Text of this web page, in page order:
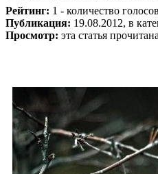
Рейтинг: 1 - количество
Публикация: 19.08.2012, в
Просмотр: эта статья